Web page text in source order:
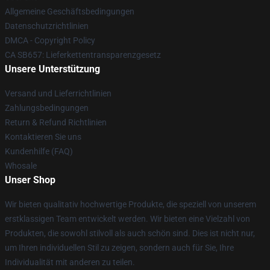
Allgemeine Geschäftsbedingungen
Datenschutzrichtlinien
DMCA - Copyright Policy
CA SB657: Lieferkettentransparenzgesetz
Unsere Unterstützung
Versand und Lieferrichtlinien
Zahlungsbedingungen
Return & Refund Richtlinien
Kontaktieren Sie uns
Kundenhilfe (FAQ)
Whosale
Unser Shop
Wir bieten qualitativ hochwertige Produkte, die speziell von unserem
erstklassigen Team entwickelt werden. Wir bieten eine Vielzahl von
Produkten, die sowohl stilvoll als auch schön sind. Dies ist nicht nur,
um Ihren individuellen Stil zu zeigen, sondern auch für Sie, Ihre
Individualität mit anderen zu teilen.